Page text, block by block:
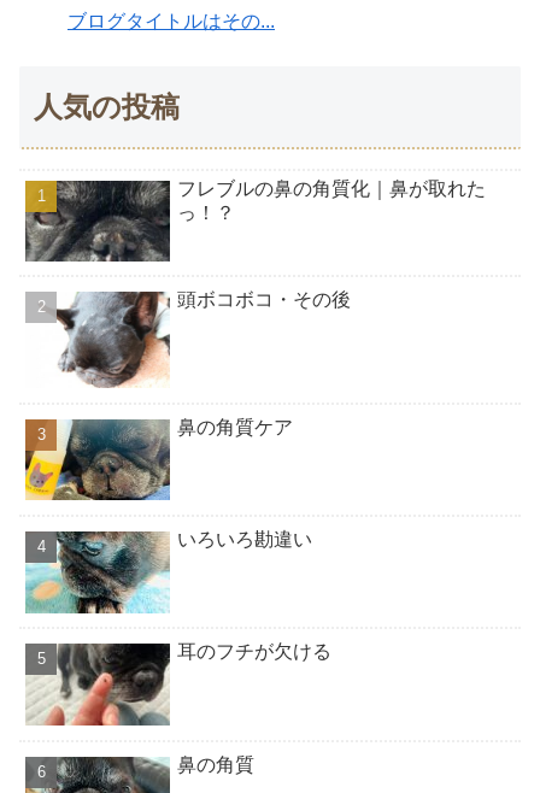
ブログタイトルはその...
人気の投稿
フレブルの鼻の角質化｜鼻が取れた
っ！？
頭ボコボコ・その後
鼻の角質ケア
いろいろ勘違い
耳のフチが欠ける
鼻の角質